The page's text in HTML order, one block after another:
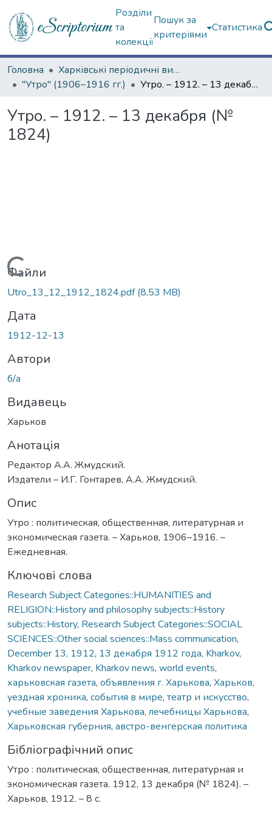
Розділи
та
колекції
Пошук за
критеріями
Статистика
Головна
Харківські періодичні видання
"Утро" (1906–1916 гг.)
Утро. – 1912. – 13 декабря (№ 1824)
Утро. – 1912. – 13 декабря (№
1824)
Вантажиться...
Файли
Utro_13_12_1912_1824.pdf(8,53 MB)
Дата
1912-12-13
Автори
б/а
Видавець
Харьков
Анотація
Редактор А.А. Жмудский.
Издатели – И.Г. Гонтарев, А.А. Жмудский.
Опис
Утро : политическая, общественная, литературная и
экономическая газета. – Харьков, 1906–1916. –
Ежедневная.
Ключові слова
Research Subject Categories::HUMANITIES and
RELIGION::History and philosophy subjects::History
subjects::History, Research Subject Categories::SOCIAL
SCIENCES::Other social sciences::Mass communication,
December 13, 1912, 13 декабря 1912 года, Kharkov,
Kharkov newspaper, Kharkov news, world events,
харьковская газета, объявления г. Харькова, Харьков,
уездная хроника, события в мире, театр и искусство,
учебные заведения Харькова, лечебницы Харькова,
Харьковская губерния, австро-венгерская политика
Бібліографічний опис
Утро : политическая, общественная, литературная и
экономическая газета. 1912, 13 декабря (№ 1824). –
Харьков, 1912. – 8 с.